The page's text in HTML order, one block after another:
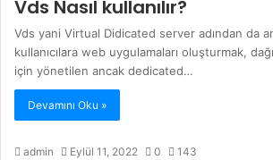
Vds Nasıl kullanılır?
Vds yani Virtual Didicated server adından da
kullanıcılara web uygulamaları oluşturmak,
için yönetilen ancak dedicated…
Devamını Oku »
admin Eylül 11, 2022 0 143